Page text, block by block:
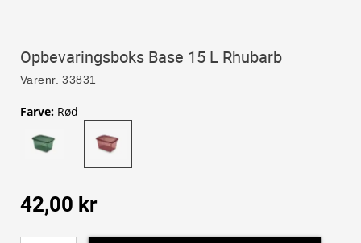
Opbevaringsboks Base 15 L Rhubarb
Varenr. 33831
Farve: Rød
42,00 kr